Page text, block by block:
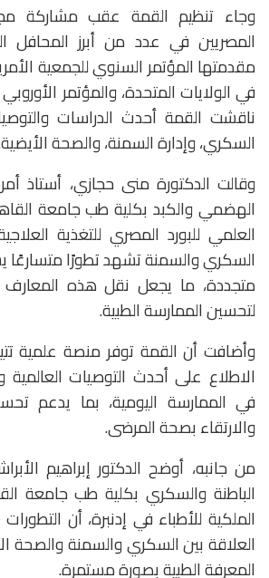
وجاء تنظيم القمة عقب مشاركة
المصريين في عدد من أبرز المحافل
ناقشت القمة أحدث الدراسات
السكري، وإدارة السمنة، والصحة
وقالت الدكتورة منى حجازي، أستاذ
الهضمي والكبد بكلية طب جامعة
العلمي للبورد المصري للتغذية
السكري والسمنة تشهد تطورًا متسارعًا
متجددة، ما يجعل نقل هذه المعارف
لتحسين الممارسة الطبية.
وأضافت أن القمة توفر منصة علمية
الاطلاع على أحدث التوصيات
في الممارسة اليومية، بما يدعم
والارتقاء بصحة المرضى.
من جانبه، أوضح الدكتور إبراهيم
الباطنة والسكري بكلية طب جامعة
الملكية للأطباء في إدنبرة، أن
العلاقة بين السكري والسمنة والصحة
المعرفة الطبية بصورة مستمرة.